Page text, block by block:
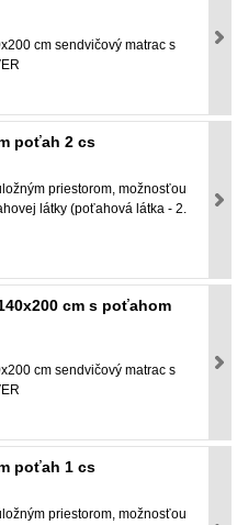
cm sendvičový matrac s
poťah 2 cs
priestorom, možnosťou
látky (poťahová látka - 2.
cm s poťahom
cm sendvičový matrac s
poťah 1 cs
priestorom, možnosťou